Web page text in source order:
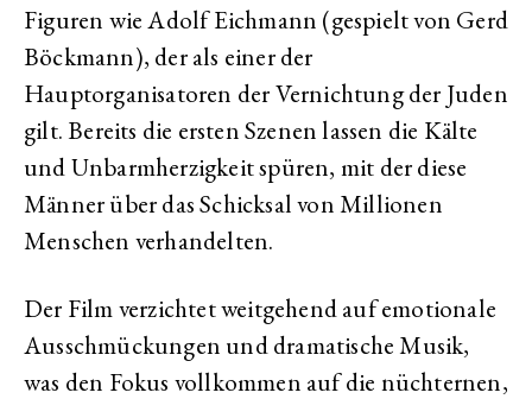
Figuren wie Adolf Eichmann (gespielt von Gerd
Böckmann), der als einer der
Hauptorganisatoren der Vernichtung der Juden
gilt. Bereits die ersten Szenen lassen die Kälte
und Unbarmherzigkeit spüren, mit der diese
Männer über das Schicksal von Millionen
Menschen verhandelten.
Der Film verzichtet weitgehend auf emotionale
Ausschmückungen und dramatische Musik,
was den Fokus vollkommen auf die nüchternen,